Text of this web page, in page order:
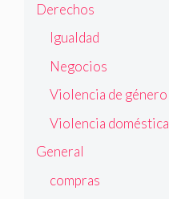
Derechos
Igualdad
Negocios
Violencia de género
Violencia doméstica
General
compras